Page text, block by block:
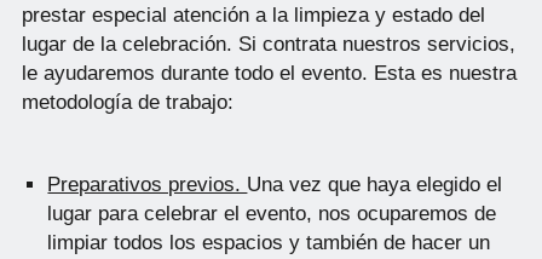
prestar especial atención a la limpieza y estado del
lugar de la celebración. Si contrata nuestros servicios,
le ayudaremos durante todo el evento. Esta es nuestra
metodología de trabajo:
Preparativos previos. Una vez que haya elegido el
lugar para celebrar el evento, nos ocuparemos de
limpiar todos los espacios y también de hacer un